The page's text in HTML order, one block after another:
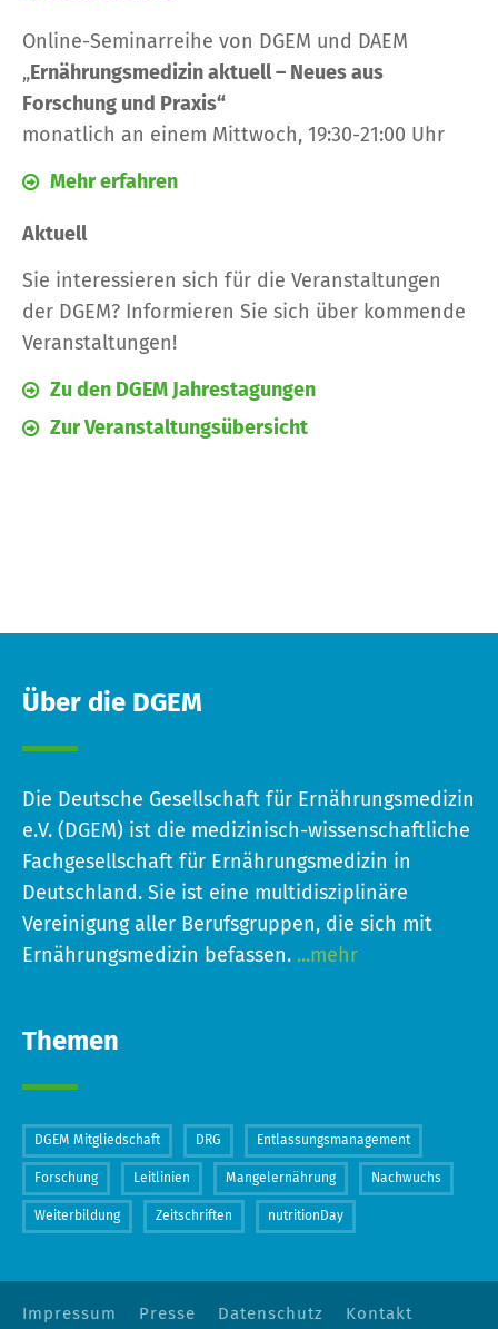
Online-Seminarreihe von DGEM und DAEM
„ Ernährungsmedizin aktuell – Neues aus
Forschung und Praxis“
monatlich an einem Mittwoch, 19:30-21:00 Uhr
Mehr erfahren
Aktuell
Sie interessieren sich für die Veranstaltungen
der DGEM? Informieren Sie sich über kommende
Veranstaltungen!
Zu den DGEM Jahrestagungen
Zur Veranstaltungsübersicht
Über die DGEM
Die Deutsche Gesellschaft für Ernährungsmedizin
e.V. (DGEM) ist die medizinisch-wissenschaftliche
Fachgesellschaft für Ernährungsmedizin in
Deutschland. Sie ist eine multidisziplinäre
Vereinigung aller Berufsgruppen, die sich mit
Ernährungsmedizin befassen. ...mehr
Themen
DGEM Mitgliedschaft DRG Entlassungsmanagement
Forschung Leitlinien Mangelernährung Nachwuchs
Weiterbildung Zeitschriften nutritionDay
Impressum Presse Datenschutz Kontakt